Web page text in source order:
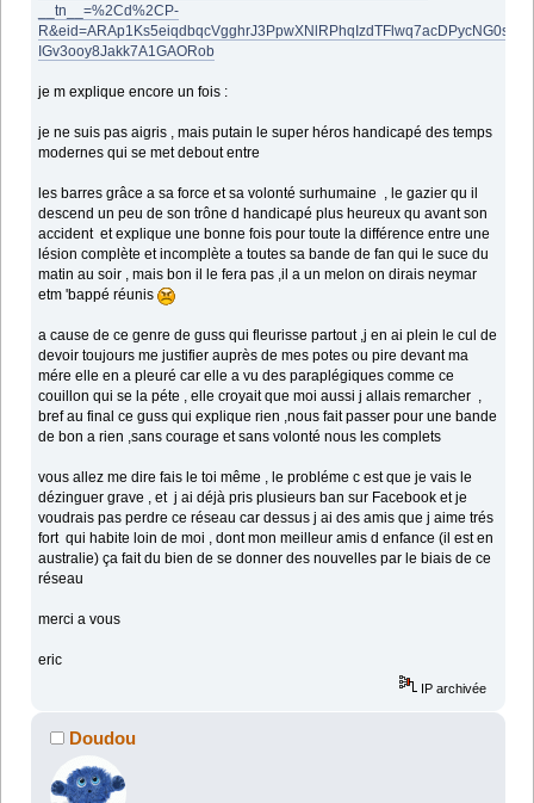
__tn__=%2Cd%2CP-
IGv3ooy8Jakk7A1GAORob
je m explique encore un fois :
je ne suis pas aigris , mais putain le super héros handicapé des temps
modernes qui se met debout entre
les barres grâce a sa force et sa volonté surhumaine , le gazier qu il
descend un peu de son trône d handicapé plus heureux qu avant son
accident et explique une bonne fois pour toute la différence entre une
lésion complète et incomplète a toutes sa bande de fan qui le suce du
matin au soir , mais bon il le fera pas ,il a un melon on dirais neymar
etm 'bappé réunis
a cause de ce genre de guss qui fleurisse partout ,j en ai plein le cul de
devoir toujours me justifier auprès de mes potes ou pire devant ma
mére elle en a pleuré car elle a vu des paraplégiques comme ce
couillon qui se la péte , elle croyait que moi aussi j allais remarcher ,
bref au final ce guss qui explique rien ,nous fait passer pour une bande
de bon a rien ,sans courage et sans volonté nous les complets
vous allez me dire fais le toi même , le probléme c est que je vais le
dézinguer grave , et j ai déjà pris plusieurs ban sur Facebook et je
voudrais pas perdre ce réseau car dessus j ai des amis que j aime trés
fort qui habite loin de moi , dont mon meilleur amis d enfance (il est en
australie) ça fait du bien de se donner des nouvelles par le biais de ce
réseau
merci a vous
eric
IP archivée
Doudou